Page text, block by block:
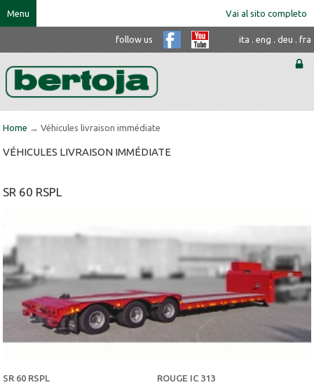
Menu Vai al sito completo
follow us ita . eng . deu . fra
Home → Véhicules livraison immédiate
VÉHICULES LIVRAISON IMMÉDIATE
SR 60 RSPL
SR 60 RSPL ROUGE IC 313